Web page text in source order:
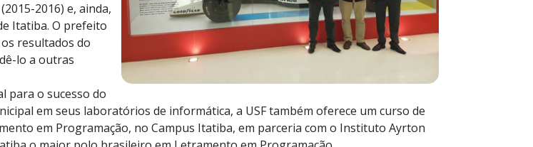
2016) e, ainda,
Itatiba. O prefeito
resultados do
lo a outras
para o sucesso do
em seus laboratórios de informática, a USF também oferece um curso de
em Programação, no Campus Itatiba, em parceria com o Instituto Ayrton